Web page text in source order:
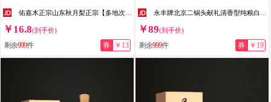
￥16.8(到手价)
剩余999件 券 ￥13
￥89(到手价)
剩余999件 券 ￥19